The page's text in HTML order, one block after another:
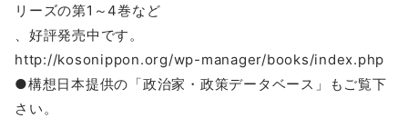
リーズの第1～4巻など
、好評発売中です。
http://kosonippon.org/wp-manager/books/index.php
●構想日本提供の「政治家・政策データベース」もご覧下
さい。